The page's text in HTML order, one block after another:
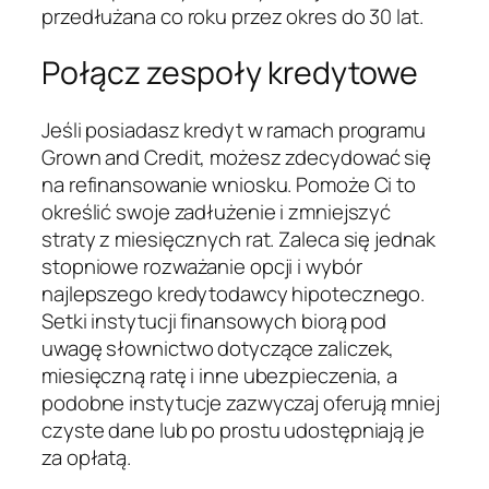
przedłużana co roku przez okres do 30 lat.
Połącz zespoły kredytowe
Jeśli posiadasz kredyt w ramach programu
Grown and Credit, możesz zdecydować się
na refinansowanie wniosku. Pomoże Ci to
określić swoje zadłużenie i zmniejszyć
straty z miesięcznych rat. Zaleca się jednak
stopniowe rozważanie opcji i wybór
najlepszego kredytodawcy hipotecznego.
Setki instytucji finansowych biorą pod
uwagę słownictwo dotyczące zaliczek,
miesięczną ratę i inne ubezpieczenia, a
podobne instytucje zazwyczaj oferują mniej
czyste dane lub po prostu udostępniają je
za opłatą.